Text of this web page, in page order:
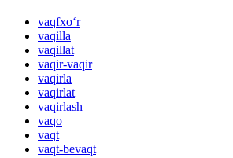
vaqfxo‘r
vaqilla
vaqillat
vaqir-vaqir
vaqirla
vaqirlat
vaqirlash
vaqo
vaqt
vaqt-bevaqt